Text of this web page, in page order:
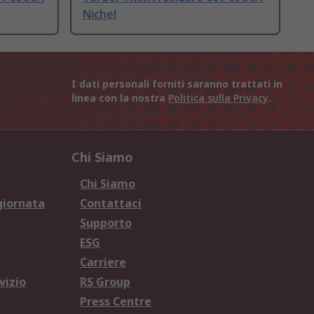
Nichel
I dati personali forniti saranno trattati in
linea con la nostra Politica sulla Privacy.
Chi Siamo
Chi Siamo
Contattaci
Supporto
ESG
Carriere
RS Group
Press Centre